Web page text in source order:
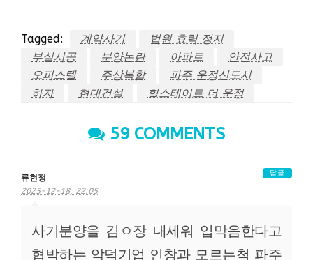
Tagged: 계약사기
법원 효력 정지
부실시공
분양논란 아파트
안전사고
오피스텔
주상복합
파주 운정신도시
하자
현대건설 힐스테이트 더 운정
59 COMMENTS
류현정
2025-12-18, 22:05
사기분양을 김ㅇ장 내세워 입막음한다고
협박하는 악덕기업 인창과 모르는척 파주
답글